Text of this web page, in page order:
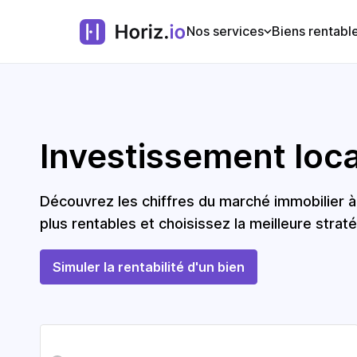
Nos services Biens
Investissement
Découvrez les chiffres du marché immobilier
plus rentables et choisissez la meilleure
Simuler la rentabilité d'un bien